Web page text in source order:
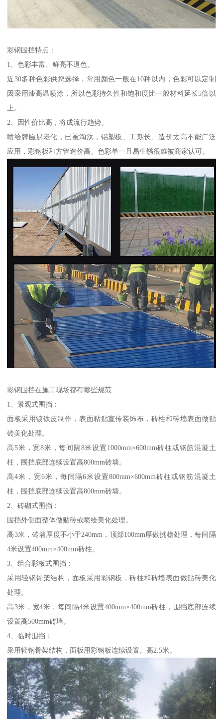
彩钢围挡特点：
1、色彩丰富、鲜亮不退色。
近30多种色彩供您选择，常用颜色一般在10种以内，色彩可以定制
因采用漆高温喷涂，所以色彩持久性和饱和度比一般材料延长5倍以
上。
2、因性价比高，将成流行趋势。
喷绘牌匾易老化，已被淘汰，铝塑板、工期长、造价太高不能广泛
应用，彩钢板和方管造价高、色彩单一且易生锈很难被商家认可。
彩钢围挡在施工现场都有哪些规范
1、景观式围挡：
面板采用镀铁皮制作，表面粘贴宣传装饰布，砖柱和砖墙表面做贴
砖美化处理。
高5米，宽8米，每间隔8米设置1000mm×600mm砖柱或钢筋混凝土
柱，围挡底部连续设置高800mm砖墙。
高4米，宽6米，每间隔6米设置800mm×600mm砖柱或钢筋混凝土
柱，围挡底部连续设置高800mm砖墙。
2、砖砌式围挡：
围挡外侧面整体做贴砖或喷绘美化处理。
高3米，砖墙厚度不小于240mm，顶部100mm厚做挑檐处理，每间隔
4米设置400mm×400mm砖柱。
3、组合彩板式围挡：
采用轻钢骨架结构，面板采用彩钢板，砖柱和砖墙表面做贴砖美化
处理。
高3米，宽4米，每间隔4米设置400mm×400mm砖柱，围挡底部连续
设置高500mm砖墙。
4、临时围挡：
采用轻钢骨架结构，面板用彩钢板连续设置。高2.5米。